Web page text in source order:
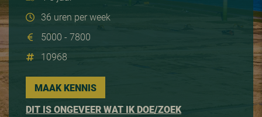
36 uren per week
5000 - 7800
10968
MAAK KENNIS
DIT IS ONGEVEER WAT IK DOE/ZOEK